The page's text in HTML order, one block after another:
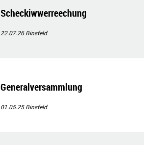
Scheckiwwerreechung
22.07.26Binsfeld
Generalversammlung
01.05.25Binsfeld